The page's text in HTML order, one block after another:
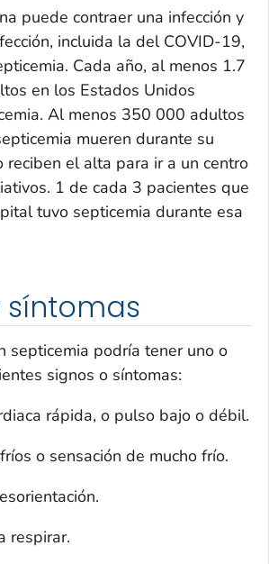
puede contraer una infección y
incluida la del COVID-19,
Cada año, al menos 1.7
en los Estados Unidos
Al menos 350 000 adultos
mueren durante su
reciben el alta para ir a un centro
1 de cada 3 pacientes que
tuvo septicemia durante esa
síntomas
septicemia podría tener uno o
signos o síntomas:
rápida, o pulso bajo o débil.
o sensación de mucho frío.
respirar.